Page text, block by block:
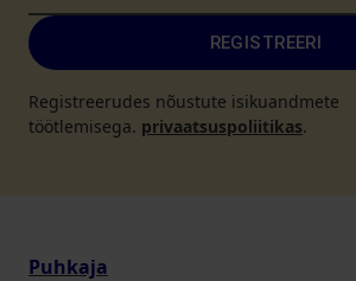
REGISTREERI
Registreerudes nõustute isikuandmete
töötlemisega. privaatsuspoliitikas.
Puhkaja